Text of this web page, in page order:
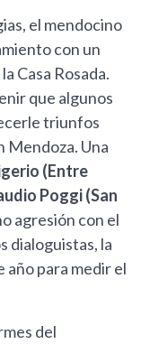
el mendocino
con un
Casa Rosada.
que algunos
triunfos
Mendoza. Una
(Entre
Poggi (San
agresión con el
dialoguistas, la
para medir el
del